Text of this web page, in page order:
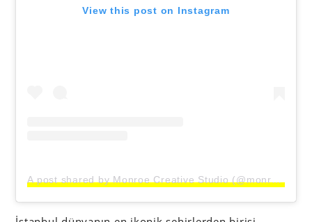
View this post on Instagram